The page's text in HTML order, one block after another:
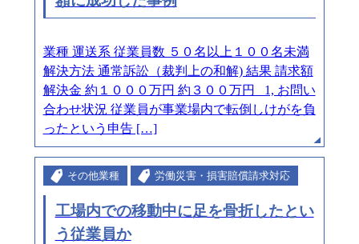
業種 運送系 従業員数 ５０名以上１００名未満
解決方法 通常訴訟（裁判上の和解) 結果 請求額
解決金 約１０００万円 約３００万円 1, お問い
合わせ状況 従業員が事業場内で転倒しけがを負
ったという申告 […]
その他業種 労働災害・損害賠償請求対応
工場内での移動中に足を骨折したとい
う従業員か